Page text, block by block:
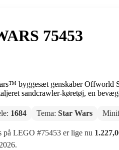
75453
byggesæt genskaber Offworld
sandcrawler-køretøj, en
1684 Tema: Star Wars
på LEGO #75453 er lige nu